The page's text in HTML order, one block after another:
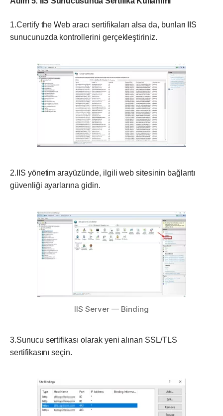
1.Certify the Web aracı sertifikaları alsa da, bunları IIS
sunucunuzda kontrollerini gerçekleştiriniz.
2.IIS yönetim arayüzünde, ilgili web sitesinin bağlantı
güvenliği ayarlarına gidin.
IIS Server — Binding
3.Sunucu sertifikası olarak yeni alınan SSL/TLS
sertifikasını seçin.